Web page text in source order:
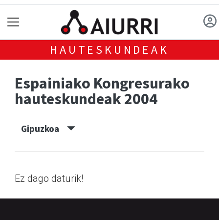
HAUTESKUNDEAK
Espainiako Kongresurako
hauteskundeak 2004
Gipuzkoa
Ez dago daturik!